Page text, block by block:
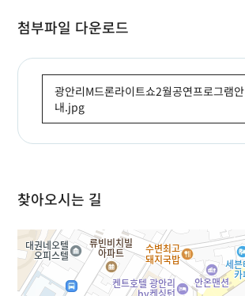
첨부파일 다운로드
광안리M드론라이트쇼2월공연프로그램안
내.jpg
찾아오시는 길